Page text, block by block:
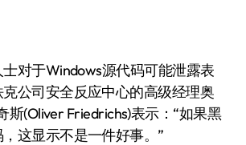
于Windows源代码可能泄露表
公司安全反应中心的高级经理奥
斯(Oliver Friedrichs)表示：“如果黑
这显示不是一件好事。”